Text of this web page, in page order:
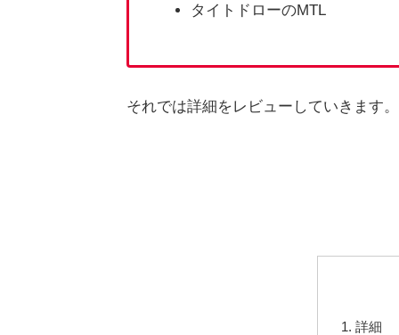
タイトドローのMTL
それでは詳細をレビューしていきます。
詳細